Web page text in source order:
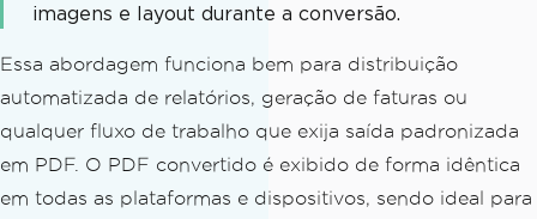
imagens e layout durante a conversão.
Essa abordagem funciona bem para distribuição
automatizada de relatórios, geração de faturas ou
qualquer fluxo de trabalho que exija saída padronizada
em PDF. O PDF convertido é exibido de forma idêntica
em todas as plataformas e dispositivos, sendo ideal para